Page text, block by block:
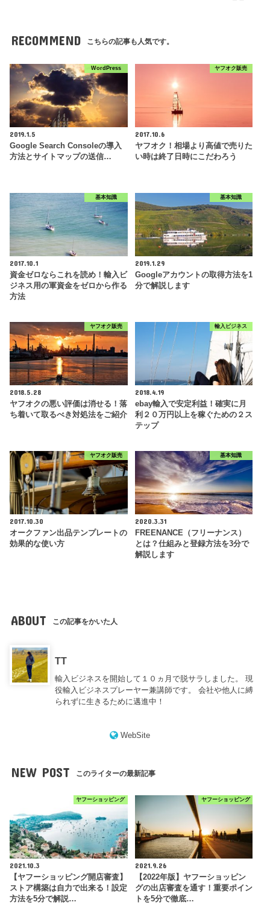
RECOMMEND こちらの記事も人気です。
WordPress
2019.1.5
Google Search Consoleの導入
方法とサイトマップの送信…
ヤフオク販売
2017.10.6
ヤフオク！相場より高値で売りた
い時は終了日時にこだわろう
基本知識
2017.10.1
資金ゼロならこれを読め！輸入ビ
ジネス用の軍資金をゼロから作る
方法
基本知識
2019.1.29
Googleアカウントの取得方法を1
分で解説します
ヤフオク販売
2018.5.28
ヤフオクの悪い評価は消せる！落
ち着いて取るべき対処法をご紹介
輸入ビジネス
2018.4.19
ebay輸入で安定利益！確実に月
利２０万円以上を稼ぐための２ス
テップ
ヤフオク販売
2017.10.30
オークファン出品テンプレートの
効果的な使い方
基本知識
2020.3.31
FREENANCE（フリーナンス）
とは？仕組みと登録方法を3分で
解説します
ABOUT この記事をかいた人
TT
輸入ビジネスを開始して１０ヵ月で脱サラしました。 現
役輸入ビジネスプレーヤー兼講師です。 会社や他人に縛
られずに生きるために邁進中！
WebSite
NEW POST このライターの最新記事
ヤフーショッピング
2021.10.3
【ヤフーショッピング開店審査】
ストア構築は自力で出来る！設定
方法を5分で解説…
ヤフーショッピング
2021.9.26
【2022年版】ヤフーショッピン
グの出店審査を通す！重要ポイン
トを5分で徹底…